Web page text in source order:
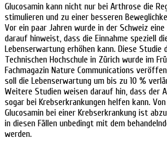
Glucosamin kann nicht nur bei Arthrose die
stimulieren und zu einer besseren
Vor ein paar Jahren wurde in der Schweiz
darauf hinweist, dass die Einnahme speziell
Lebenserwartung erhöhen kann. Diese Studie
Technischen Hochschule in Zürich wurde im
Fachmagazin Nature Communications
soll die Lebenserwartung um bis zu 10 %
Weitere Studien weisen darauf hin, dass der
sogar bei Krebserkrankungen helfen kann.
Glucosamin bei einer Krebserkrankung ist
in diesen Fällen unbedingt mit dem
werden.